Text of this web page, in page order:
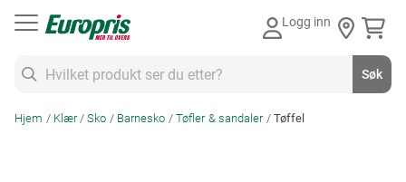
Logg inn
Søk
Hjem Klær Sko Barnesko Tøfler & sandaler Tøffel